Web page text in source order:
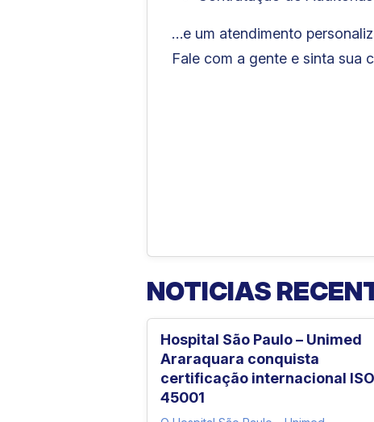
…e um atendimento
Fale com a gente e sinta sua
NOTICIAS
Hospital São Paulo – Unimed
Araraquara conquista
certificação internacional ISO
45001